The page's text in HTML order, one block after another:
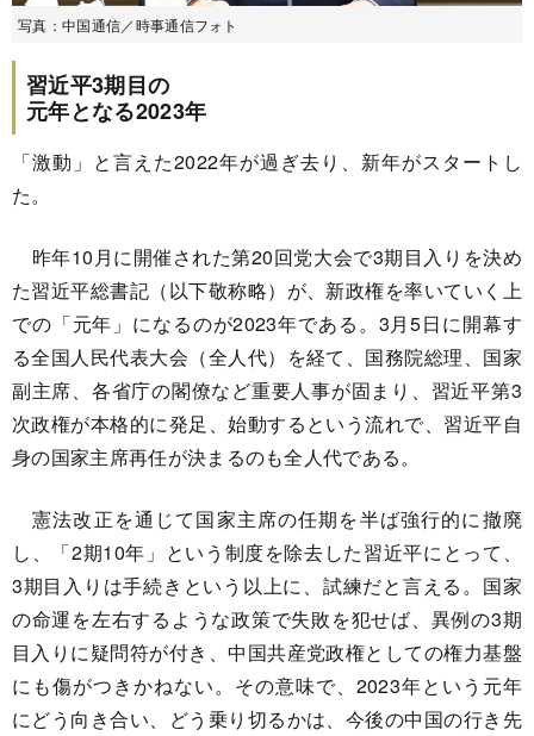
写真：中国通信／時事通信フォト
習近平3期目の
元年となる2023年
「激動」と言えた2022年が過ぎ去り、新年がスタートし
た。
昨年10月に開催された第20回党大会で3期目入りを決め
た習近平総書記（以下敬称略）が、新政権を率いていく上
での「元年」になるのが2023年である。3月5日に開幕す
る全国人民代表大会（全人代）を経て、国務院総理、国家
副主席、各省庁の閣僚など重要人事が固まり、習近平第3
次政権が本格的に発足、始動するという流れで、習近平自
身の国家主席再任が決まるのも全人代である。
憲法改正を通じて国家主席の任期を半ば強行的に撤廃
し、「2期10年」という制度を除去した習近平にとって、
3期目入りは手続きという以上に、試練だと言える。国家
の命運を左右するような政策で失敗を犯せば、異例の3期
目入りに疑問符が付き、中国共産党政権としての権力基盤
にも傷がつきかねない。その意味で、2023年という元年
にどう向き合い、どう乗り切るかは、今後の中国の行き先